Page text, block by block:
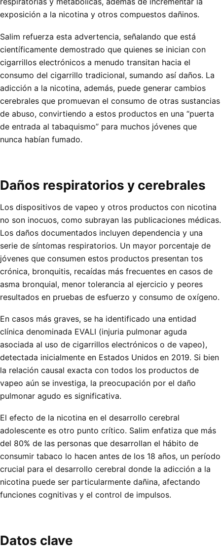
exposición a la nicotina y otros compuestos dañinos.
Salim refuerza esta advertencia, señalando que está
científicamente demostrado que quienes se inician con
cigarrillos electrónicos a menudo transitan hacia el
consumo del cigarrillo tradicional, sumando así daños. La
adicción a la nicotina, además, puede generar cambios
cerebrales que promuevan el consumo de otras sustancias
de abuso, convirtiendo a estos productos en una “puerta
de entrada al tabaquismo” para muchos jóvenes que
nunca habían fumado.
Daños respiratorios y cerebrales
Los dispositivos de vapeo y otros productos con nicotina
no son inocuos, como subrayan las publicaciones médicas.
Los daños documentados incluyen dependencia y una
serie de síntomas respiratorios. Un mayor porcentaje de
jóvenes que consumen estos productos presentan tos
crónica, bronquitis, recaídas más frecuentes en casos de
asma bronquial, menor tolerancia al ejercicio y peores
resultados en pruebas de esfuerzo y consumo de oxígeno.
En casos más graves, se ha identificado una entidad
clínica denominada EVALI (injuria pulmonar aguda
asociada al uso de cigarrillos electrónicos o de vapeo),
detectada inicialmente en Estados Unidos en 2019. Si bien
la relación causal exacta con todos los productos de
vapeo aún se investiga, la preocupación por el daño
pulmonar agudo es significativa.
El efecto de la nicotina en el desarrollo cerebral
adolescente es otro punto crítico. Salim enfatiza que más
del 80% de las personas que desarrollan el hábito de
consumir tabaco lo hacen antes de los 18 años, un período
crucial para el desarrollo cerebral donde la adicción a la
nicotina puede ser particularmente dañina, afectando
funciones cognitivas y el control de impulsos.
Datos clave